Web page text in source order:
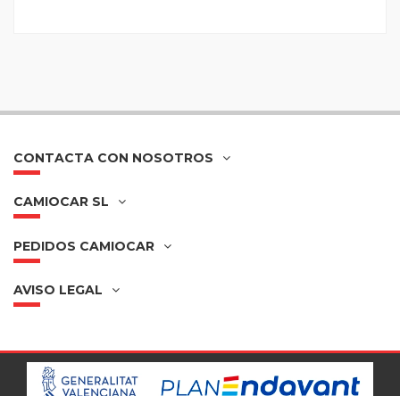
CONTACTA CON NOSOTROS
CAMIOCAR SL
PEDIDOS CAMIOCAR
AVISO LEGAL